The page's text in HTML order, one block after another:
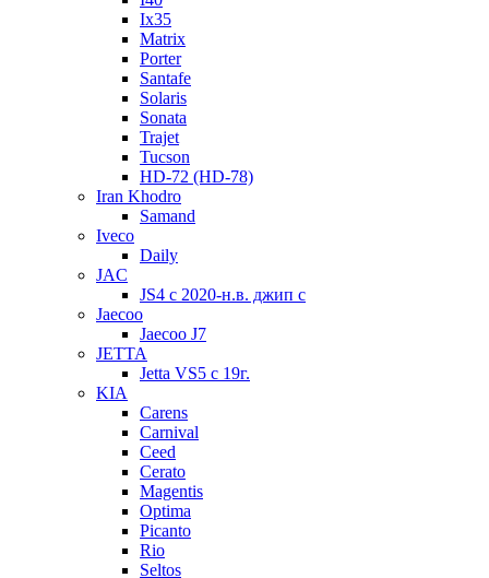
Ix35
Matrix
Porter
Santafe
Solaris
Sonata
Trajet
Tucson
HD-72 (HD-78)
Iran Khodro
Samand
Iveco
Daily
JAC
JS4 с 2020-н.в. джип с
Jaecoo
Jaecoo J7
JETTA
Jetta VS5 с 19г.
KIA
Carens
Carnival
Ceed
Cerato
Magentis
Optima
Picanto
Rio
Seltos